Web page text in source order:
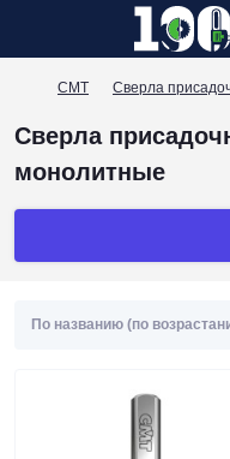
CMT Сверла
Сверла
монолитные